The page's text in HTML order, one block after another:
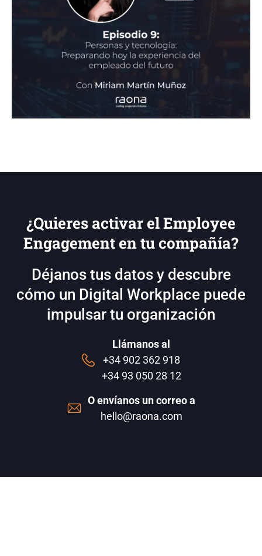
¿Quieres activar el Employee
Engagement en tu compañía?
Déjanos tus datos y descubre
cómo un Digital Workplace puede
impulsar tu organización
Llámanos al
+34 902 362 918
+34 93 050 28 12
O envíanos un correo a
hello@raona.com